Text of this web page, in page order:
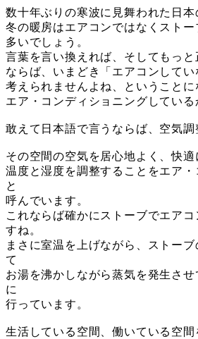
数十年ぶりの寒波に見舞われた日本
冬の暖房はエアコンではなくストー
多いでしょう。
言葉を言い換えれば、そしてもっと
ならば、いまどき「エアコンしてい
考えられませんよね、ということに
エア・コンディショニングしている
敢えて日本語で言うならば、空気調
その空間の空気を居心地よく、快適
温度と湿度を調整することをエア
と
呼んでいます。
これならば確かにストーブでエアコ
すね。
まさに室温を上げながら、ストー
て
お湯を沸かしながら蒸気を発生さ
に
行っています。
生活している空間、働いている空